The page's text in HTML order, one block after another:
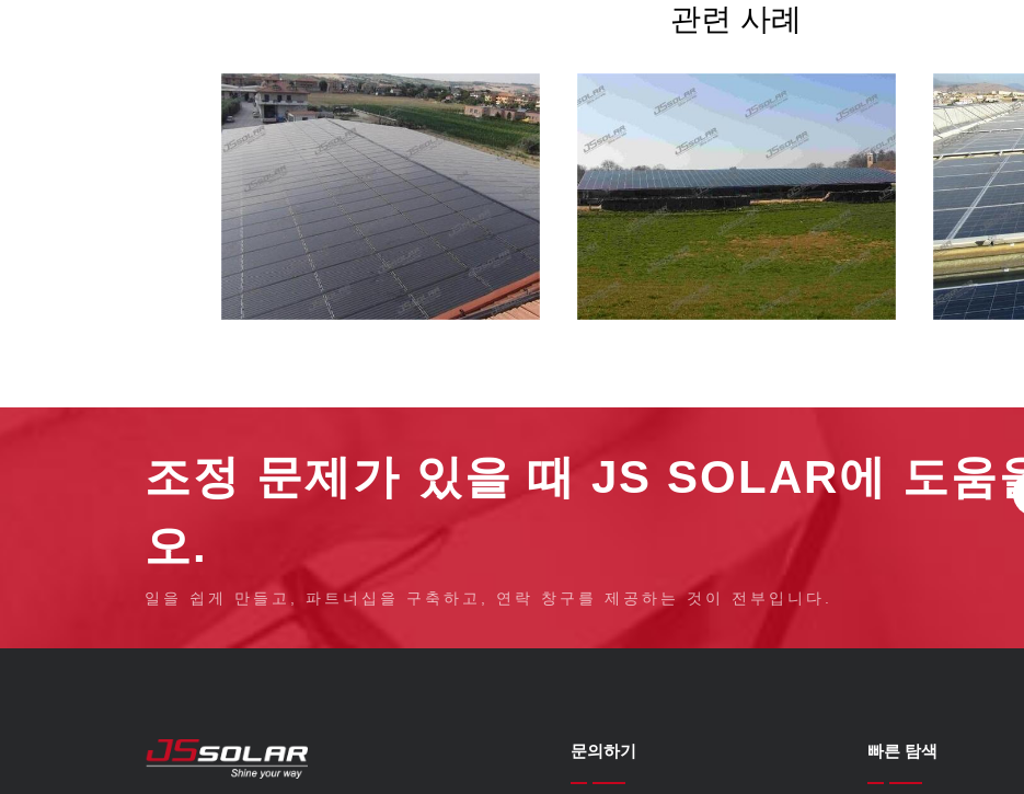
관련 사례
조정 문제가 있을 때 JS SOLAR에 도움
오.
일을 쉽게 만들고, 파트너십을 구축하고, 연락 창구를 제공하는 것이 전부입니다.
빠른 탐색
문의하기